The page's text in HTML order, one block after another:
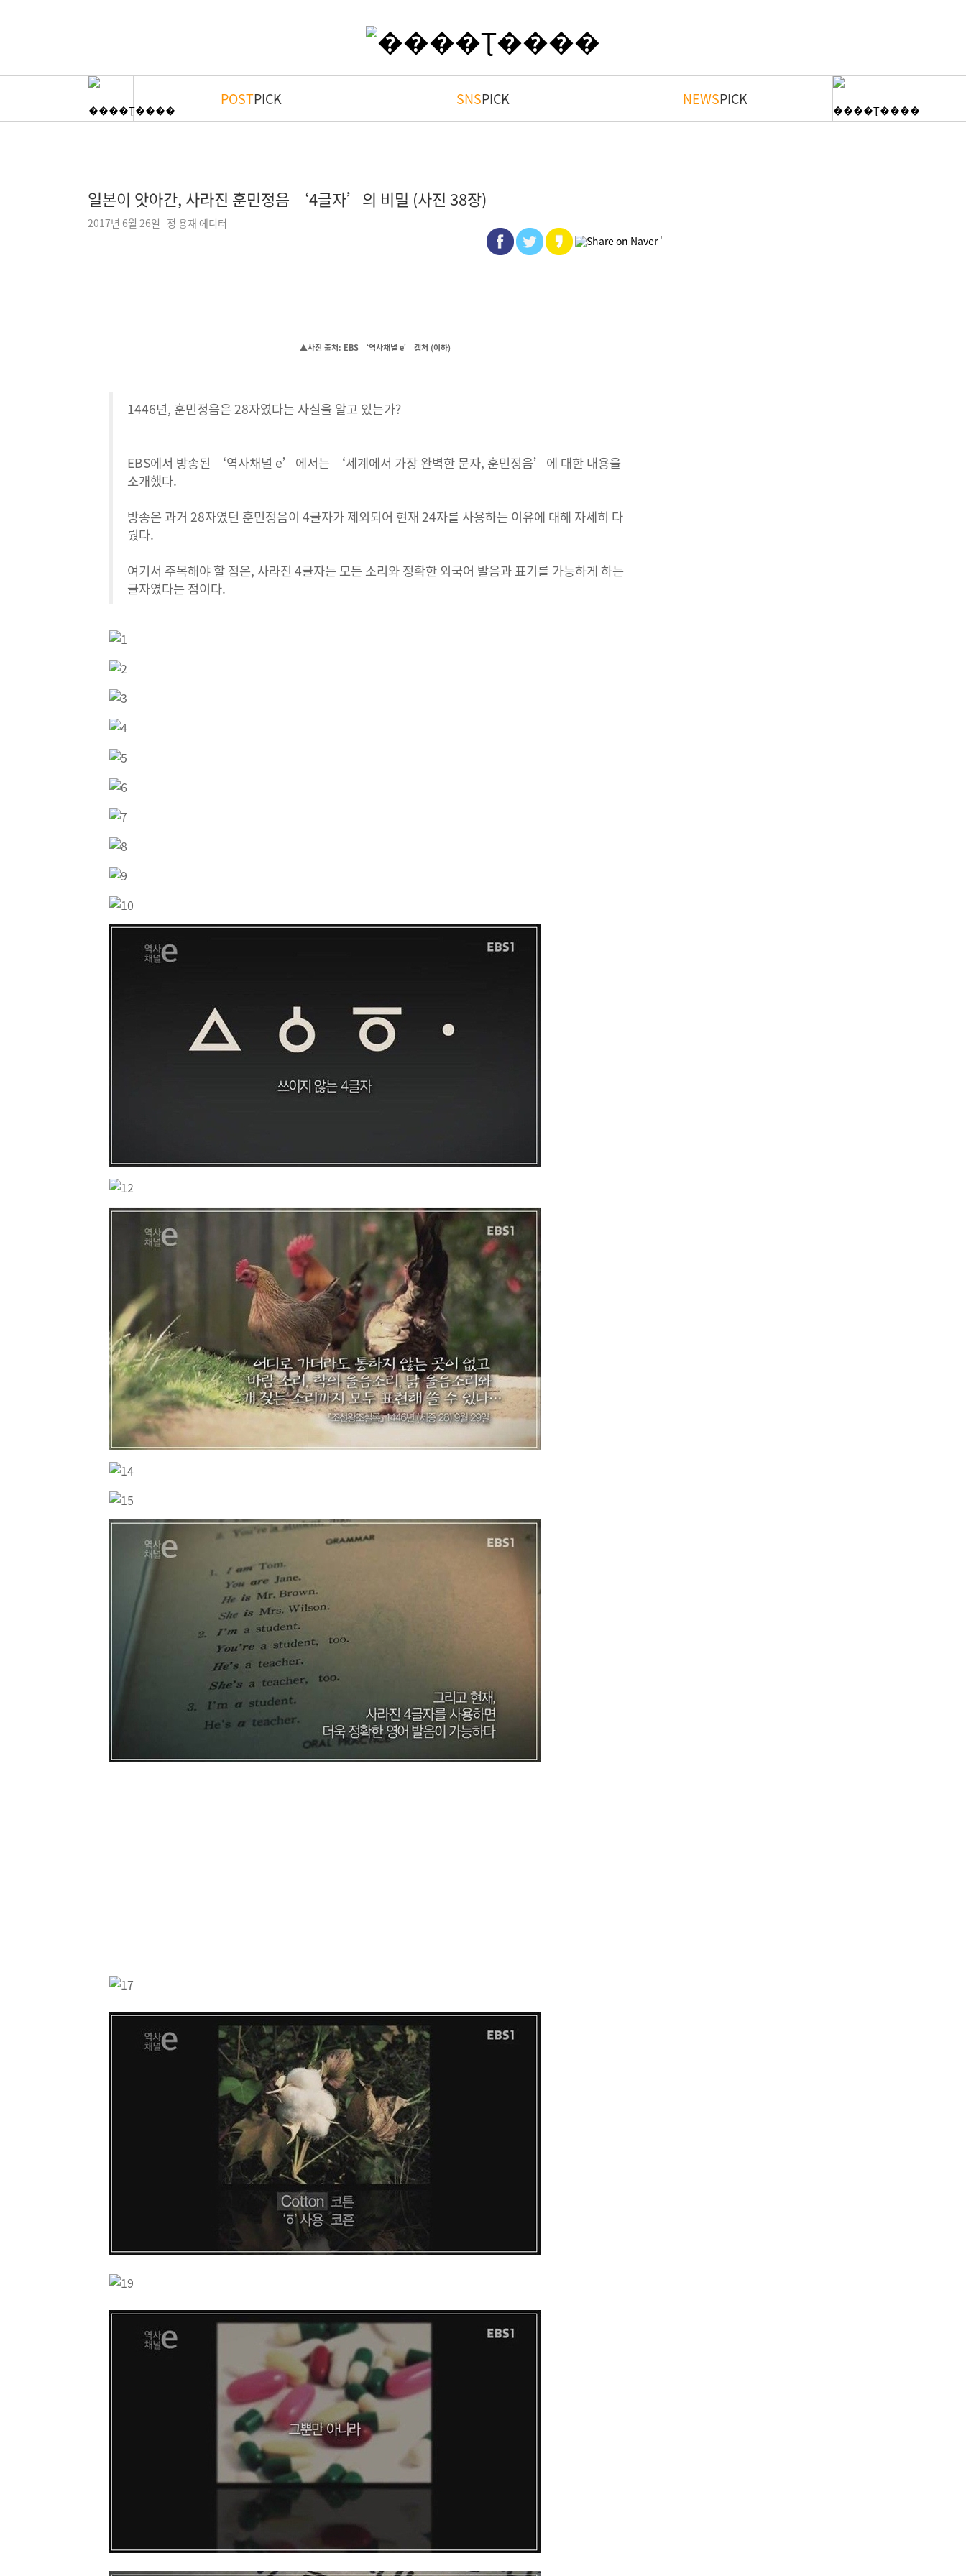
POSTPICK SNSPICK NEWSPICK
일본이 앗아간, 사라진 훈민정음 ‘4글자’의 비밀 (사진 38장)
2017년 6월 26일 정 용재 에디터
'
▲사진 출처: EBS ‘역사채널 e’ 캡처 (이하)
1446년, 훈민정음은 28자였다는 사실을 알고 있는가?
EBS에서 방송된 ‘역사채널 e’에서는 ‘세계에서 가장 완벽한 문자, 훈민정음’에 대한 내용을
소개했다.
방송은 과거 28자였던 훈민정음이 4글자가 제외되어 현재 24자를 사용하는 이유에 대해 자세히 다
뤘다.
여기서 주목해야 할 점은, 사라진 4글자는 모든 소리와 정확한 외국어 발음과 표기를 가능하게 하는
글자였다는 점이다.